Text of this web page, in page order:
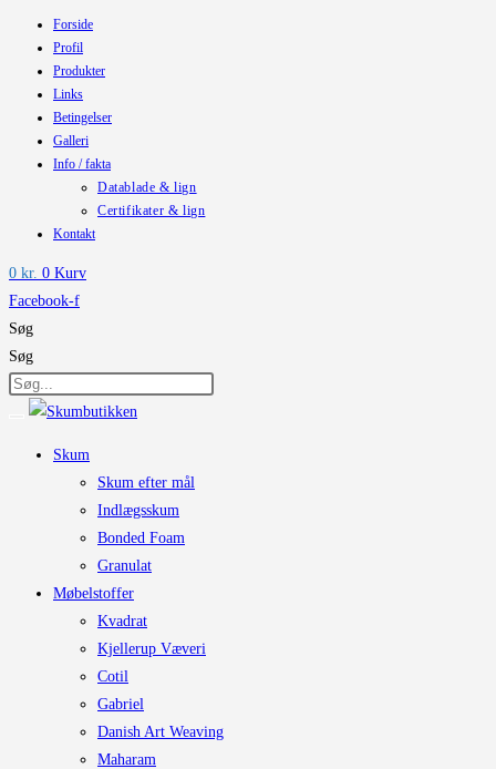
Forside
Profil
Produkter
Links
Betingelser
Galleri
Info / fakta
Datablade & lign
Certifikater & lign
Kontakt
0 kr. 0 Kurv
Facebook-f
Søg
Søg
Skum
Skum efter mål
Indlægsskum
Bonded Foam
Granulat
Møbelstoffer
Kvadrat
Kjellerup Væveri
Cotil
Gabriel
Danish Art Weaving
Maharam